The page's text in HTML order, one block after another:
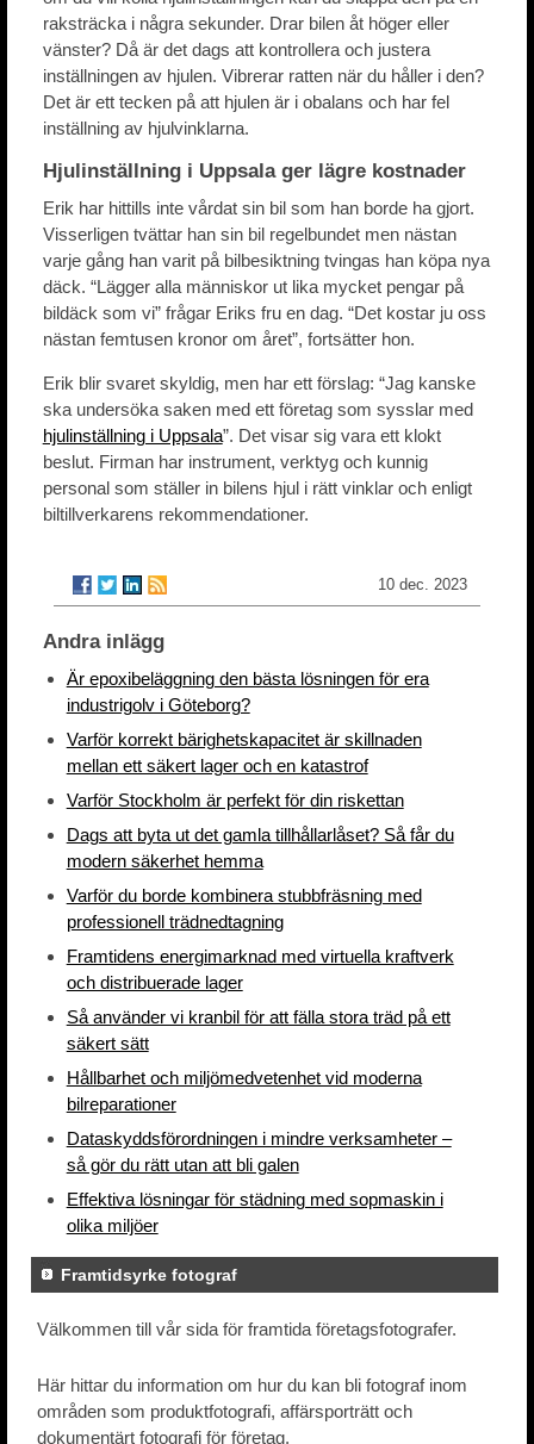
raksträcka i några sekunder. Drar bilen åt höger eller
vänster? Då är det dags att kontrollera och justera
inställningen av hjulen. Vibrerar ratten när du håller i den?
Det är ett tecken på att hjulen är i obalans och har fel
inställning av hjulvinklarna.
Hjulinställning i Uppsala ger lägre kostnader
Erik har hittills inte vårdat sin bil som han borde ha gjort.
Visserligen tvättar han sin bil regelbundet men nästan
varje gång han varit på bilbesiktning tvingas han köpa nya
däck. “Lägger alla människor ut lika mycket pengar på
bildäck som vi” frågar Eriks fru en dag. “Det kostar ju oss
nästan femtusen kronor om året”, fortsätter hon.
Erik blir svaret skyldig, men har ett förslag: “Jag kanske
ska undersöka saken med ett företag som sysslar med
hjulinställning i Uppsala”. Det visar sig vara ett klokt
beslut. Firman har instrument, verktyg och kunnig
personal som ställer in bilens hjul i rätt vinklar och enligt
biltillverkarens rekommendationer.
10 dec. 2023
Andra inlägg
Är epoxibeläggning den bästa lösningen för era
industrigolv i Göteborg?
Varför korrekt bärighetskapacitet är skillnaden
mellan ett säkert lager och en katastrof
Varför Stockholm är perfekt för din riskettan
Dags att byta ut det gamla tillhållarlåset? Så får du
modern säkerhet hemma
Varför du borde kombinera stubbfräsning med
professionell trädnedtagning
Framtidens energimarknad med virtuella kraftverk
och distribuerade lager
Så använder vi kranbil för att fälla stora träd på ett
säkert sätt
Hållbarhet och miljömedvetenhet vid moderna
bilreparationer
Dataskyddsförordningen i mindre verksamheter –
så gör du rätt utan att bli galen
Effektiva lösningar för städning med sopmaskin i
olika miljöer
Framtidsyrke fotograf
Välkommen till vår sida för framtida företagsfotografer.
Här hittar du information om hur du kan bli fotograf inom
områden som produktfotografi, affärsporträtt och
dokumentärt fotografi för företag.